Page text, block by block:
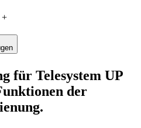
+
für Telesystem UP
der